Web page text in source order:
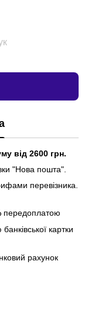
від 2600 грн.
"Нова пошта".
перевізника.
передоплатою
картки
рахунок